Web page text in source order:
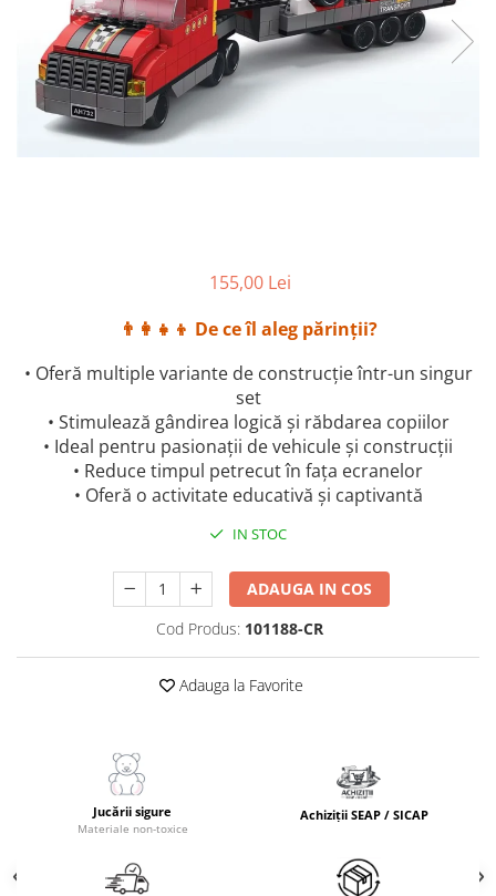
155,00 Lei
👨‍👩‍👧‍👦 De ce îl aleg părinții?
• Oferă multiple variante de construcție într-un singur
set
• Stimulează gândirea logică și răbdarea copiilor
• Ideal pentru pasionații de vehicule și construcții
• Reduce timpul petrecut în fața ecranelor
• Oferă o activitate educativă și captivantă
IN STOC
ADAUGA IN COS
Cod Produs: 101188-CR
Adauga la Favorite
Jucării sigure
Materiale non-toxice
Achiziții SEAP / SICAP